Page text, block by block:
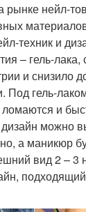
рынке нейл-
техник и
– гель-
и снизило
гель-
и
можно
а маникюр
вид 2 – 3